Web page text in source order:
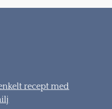
recept med